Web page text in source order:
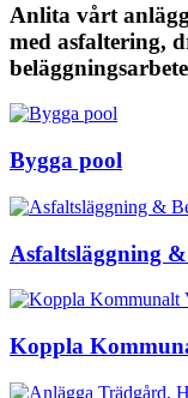
Anlita vårt
med asfaltering,
Bygga pool
Asfaltsläggning
Koppla